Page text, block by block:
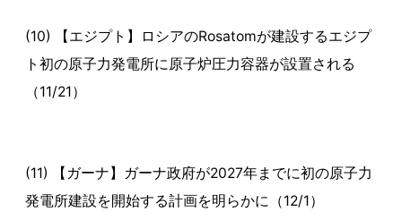
(10) 【エジプト】ロシアのRosatomが建設するエジプ
ト初の原子力発電所に原子炉圧力容器が設置される
（11/21）
(11) 【ガーナ】ガーナ政府が2027年までに初の原子力
発電所建設を開始する計画を明らかに（12/1）